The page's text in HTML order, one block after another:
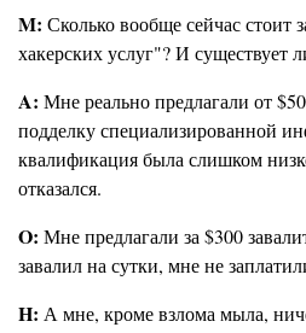
M: Сколько вообще сейчас стоит
хакерских услуг"? И существует
A: Мне реально предлагали от
подделку специализированной
квалификация была слишком
отказался.
O: Мне предлагали за $300
завалил на сутки, мне не
H: А мне, кроме взлома мыла,